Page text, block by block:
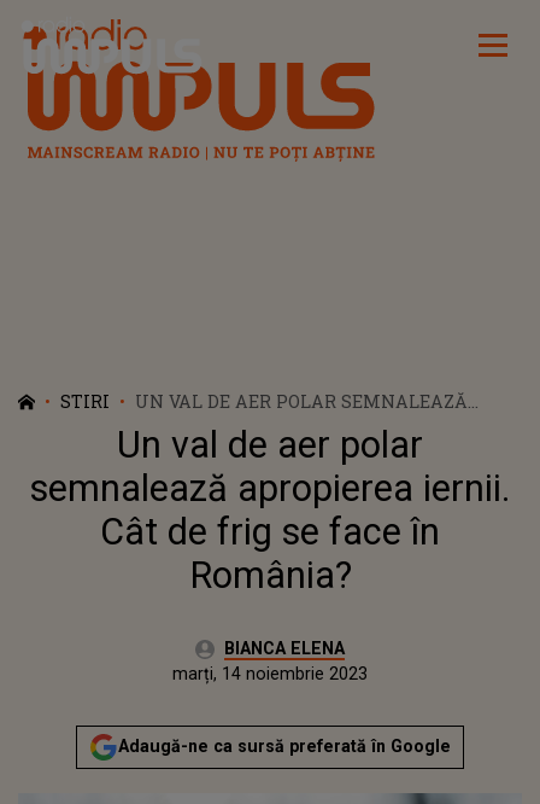
Radio Impuls
STIRI
UN VAL DE AER POLAR SEMNALEAZĂ
APROPIEREA IERNII. CÂT DE FRIG SE FACE
ÎN ROMÂNIA?
Un val de aer polar
semnalează apropierea iernii.
Cât de frig se face în
România?
Autor:BIANCA ELENA
luni, 14 noiembrie 2022Actualizat:
marți, 14 noiembrie 2023
Adaugă-ne ca sursă preferată în Google